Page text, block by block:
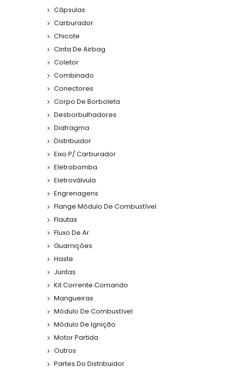
Cápsulas
Carburador
Chicote
Cinta De Airbag
Coletor
Combinado
Conectores
Corpo De Borboleta
Desborbulhadores
Diafragma
Distribuidor
Eixo P/ Carburador
Eletrobomba
Eletroválvula
Engrenagens
Flange Módulo De Combustível
Flautas
Fluxo De Ar
Guarnições
Haste
Juntas
Kit Corrente Comando
Mangueiras
Módulo De Combustível
Módulo De Ignição
Motor Partida
Outros
Partes Do Distribuidor